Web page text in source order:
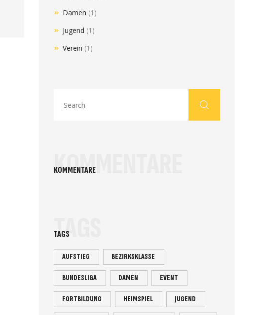
Damen (1)
Jugend (1)
Verein (1)
KOMMENTARE
KOMMENTARE
TAGS
TAGS
AUFSTIEG BEZIRKSKLASSE
BUNDESLIGA DAMEN EVENT
FORTBILDUNG HEIMSPIEL JUGEND